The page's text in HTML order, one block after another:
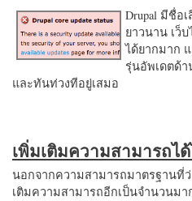
Drupal มีชื่อ
ยาวนาน เว็
ได้ยากมาก
รุ่นอัพเดตด้
และทันท่วงทีอยู่เสมอ
เพิ่มเติมความสามารถไ
นอกจากความสามารถมาตรฐานที่
เติมความสามารถอีกเป็นจำนวนม